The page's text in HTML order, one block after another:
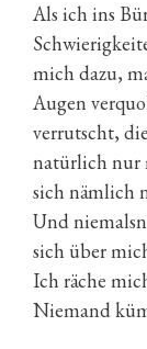
Als ich ins
mich dazu,
Augen
verrutscht,
natürlich nur
sich nämlich
Und
sich über
Ich räche
Niemand